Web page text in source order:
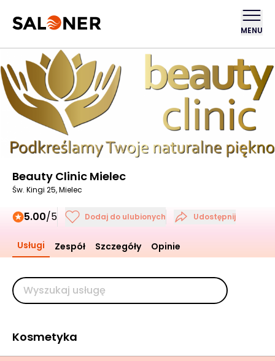
MENU
Beauty Clinic Mielec
Św. Kingi 25, Mielec
5.00/5 Dodaj do ulubionych Udostępnij
Usługi Zespół Szczegóły Opinie
Kosmetyka